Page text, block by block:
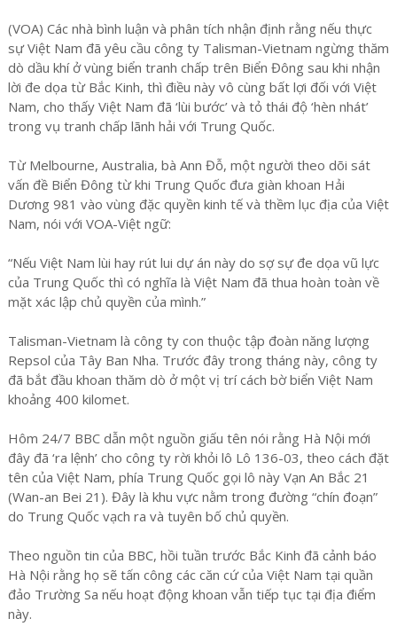
(VOA) Các nhà bình luận và phân tích nhận định rằng nếu thực
sự Việt Nam đã yêu cầu công ty Talisman-Vietnam ngừng thăm
dò dầu khí ở vùng biển tranh chấp trên Biển Đông sau khi nhận
lời đe dọa từ Bắc Kinh, thì điều này vô cùng bất lợi đối với Việt
Nam, cho thấy Việt Nam đã ‘lùi bước’ và tỏ thái độ ‘hèn nhát’
trong vụ tranh chấp lãnh hải với Trung Quốc.
Từ Melbourne, Australia, bà Ann Đỗ, một người theo dõi sát
vấn đề Biển Đông từ khi Trung Quốc đưa giàn khoan Hải
Dương 981 vào vùng đặc quyền kinh tế và thềm lục địa của Việt
Nam, nói với VOA-Việt ngữ:
“Nếu Việt Nam lùi hay rút lui dự án này do sợ sự đe dọa vũ lực
của Trung Quốc thì có nghĩa là Việt Nam đã thua hoàn toàn về
mặt xác lập chủ quyền của mình.”
Talisman-Vietnam là công ty con thuộc tập đoàn năng lượng
Repsol của Tây Ban Nha. Trước đây trong tháng này, công ty
đã bắt đầu khoan thăm dò ở một vị trí cách bờ biển Việt Nam
khoảng 400 kilomet.
Hôm 24/7 BBC dẫn một nguồn giấu tên nói rằng Hà Nội mới
đây đã ‘ra lệnh’ cho công ty rời khỏi lô Lô 136-03, theo cách đặt
tên của Việt Nam, phía Trung Quốc gọi lô này Vạn An Bắc 21
(Wan-an Bei 21). Đây là khu vực nằm trong đường “chín đoạn”
do Trung Quốc vạch ra và tuyên bố chủ quyền.
Theo nguồn tin của BBC, hồi tuần trước Bắc Kinh đã cảnh báo
Hà Nội rằng họ sẽ tấn công các căn cứ của Việt Nam tại quần
đảo Trường Sa nếu hoạt động khoan vẫn tiếp tục tại địa điểm
này.